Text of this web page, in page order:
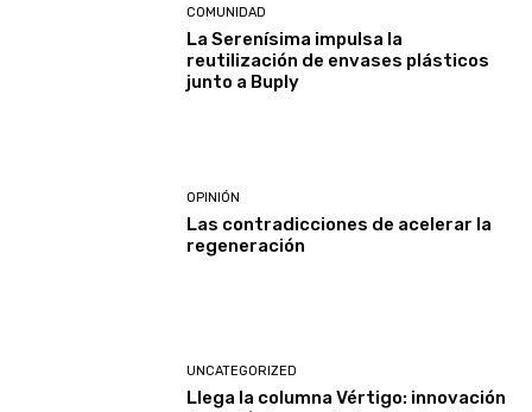
COMUNIDAD
La Serenísima impulsa la
reutilización de envases plásticos
junto a Buply
OPINIÓN
Las contradicciones de acelerar la
regeneración
UNCATEGORIZED
Llega la columna Vértigo: innovación